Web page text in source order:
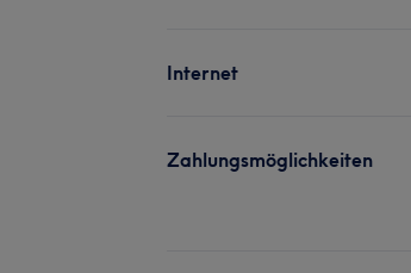
Internet
Zahlungsmöglichkeiten